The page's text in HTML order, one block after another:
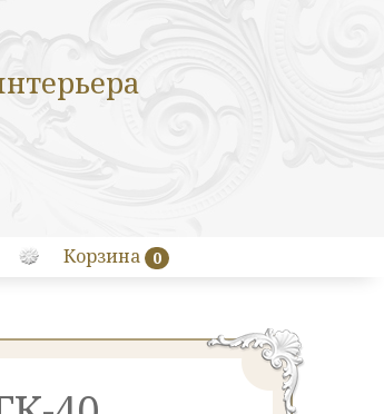
Корзина 0